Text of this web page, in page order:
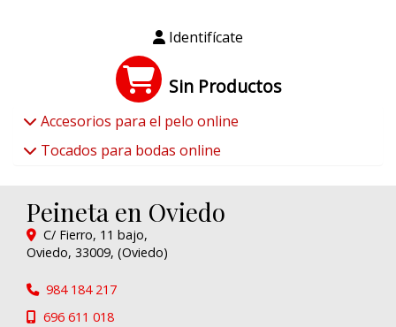
Identifícate
Sin Productos
Accesorios para el pelo online
Tocados para bodas online
Peineta en Oviedo
C/ Fierro, 11 bajo,
Oviedo, 33009, (Oviedo)
984 184 217
696 611 018